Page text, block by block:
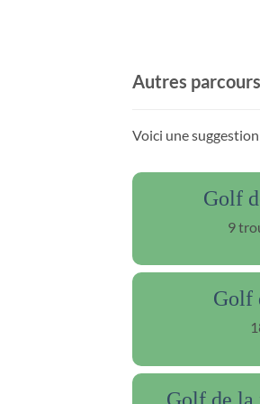
Autres
Voici une
Golf
9
Golf